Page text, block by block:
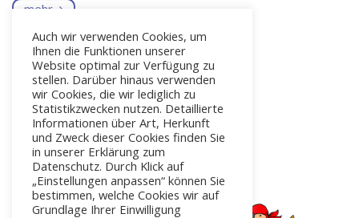
mehr
Auch wir verwenden Cookies, um
Ihnen die Funktionen unserer
Website optimal zur Verfügung zu
stellen. Darüber hinaus verwenden
wir Cookies, die wir lediglich zu
Statistikzwecken nutzen. Detaillierte
Informationen über Art, Herkunft
und Zweck dieser Cookies finden Sie
in unserer Erklärung zum
Datenschutz. Durch Klick auf
„Einstellungen anpassen“ können Sie
bestimmen, welche Cookies wir auf
Grundlage Ihrer Einwilligung